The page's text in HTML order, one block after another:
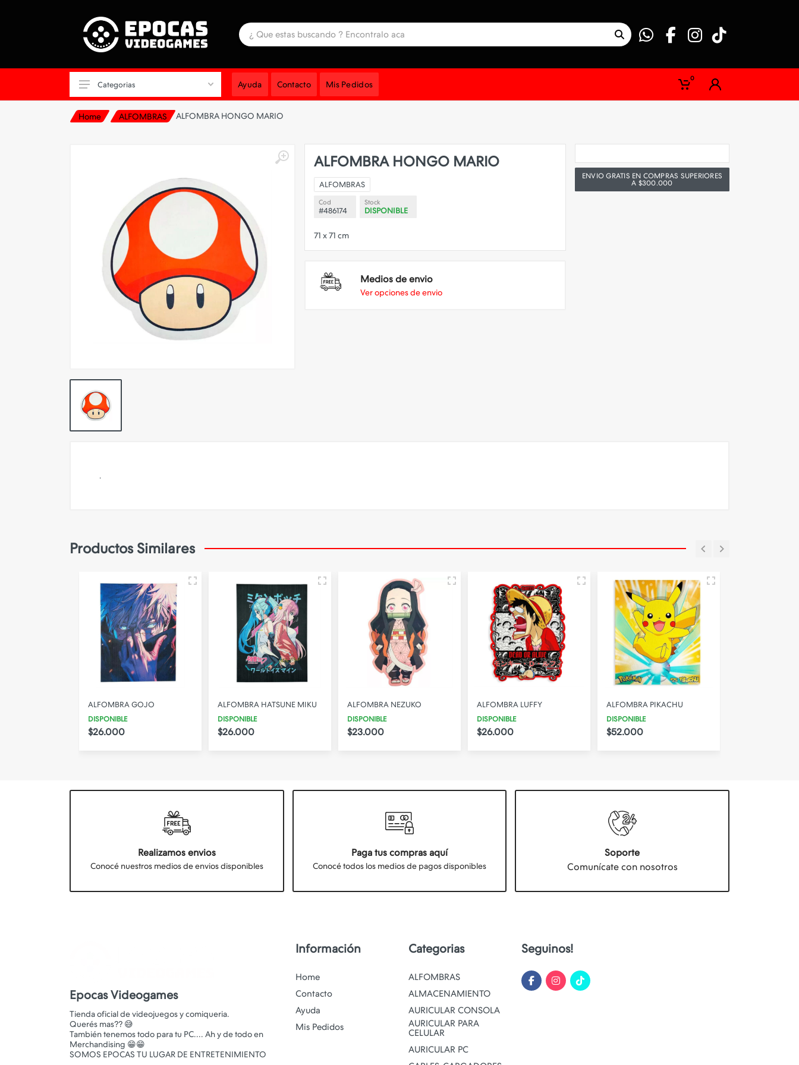
AURICULAR CONSOLA
AURICULAR PARA CELULAR
AURICULAR PC
CABLES-CARGADORES
CHICHES PARA TU SETUP
COMPONENTES PC
CONECTIVIDAD
ELECTRONICA - TECNOLOGIA
FIGURAS DE COLECCIÓN
INDUMENTARIA
MONITORES
NINTENDO
NOTEBOOKS
PARLANTE PORTATIL
PC ARMADAS
PERIFÉRICOS PC
PS4
Categorias Ayuda Contacto Mis Pedidos
0
Home ALFOMBRAS ALFOMBRA HONGO MARIO
ALFOMBRA HONGO MARIO
ALFOMBRAS
Cod
#486174
Stock
DISPONIBLE
Medios de envio
Ver opciones de envio
ENVIO GRATIS EN COMPRAS SUPERIORES
A $300.000
.
Productos Similares
ALFOMBRA GOJO
DISPONIBLE
$26.000
ALFOMBRA HATSUNE MIKU
DISPONIBLE
$26.000
ALFOMBRA NEZUKO
DISPONIBLE
$23.000
ALFOMBRA LUFFY
DISPONIBLE
$26.000
ALFOMBRA PIKACHU
DISPONIBLE
$52.000
Realizamos envios
Conocé nuestros medios de envios disponibles
Paga tus compras aquí
Conocé todos los medios de pagos disponibles
Soporte
Comunícate con nosotros
Epocas Videogames
Tienda oficial de videojuegos y comiqueria.
Querés mas?? 😅
También tenemos todo para tu PC.... Ah y de todo en
Merchandising 😁😁
Información
Home
Contacto
Ayuda
Mis Pedidos
Categorias
ALFOMBRAS
ALMACENAMIENTO
AURICULAR CONSOLA
AURICULAR PARA
CELULAR
AURICULAR PC
Seguinos!